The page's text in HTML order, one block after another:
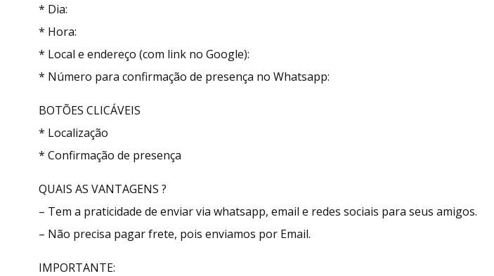
* Dia:
* Hora:
* Local e endereço (com link no Google):
* Número para confirmação de presença no Whatsapp:
BOTÕES CLICÁVEIS
* Localização
* Confirmação de presença
QUAIS AS VANTAGENS ?
– Tem a praticidade de enviar via whatsapp, email e redes sociais para seus amigos.
– Não precisa pagar frete, pois enviamos por Email.
IMPORTANTE: